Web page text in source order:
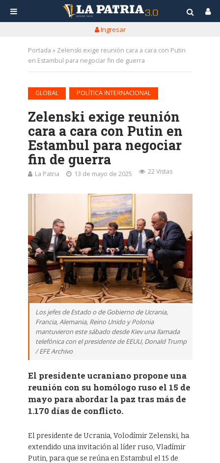
Ingresar
Portada » Zelenski exige reunión cara a cara con Putin
en Estambul para negociar fin de guerra
GLOBAL POLÍTICA INTERNACIONAL
Zelenski exige reunión
cara a cara con Putin en
Estambul para negociar
fin de guerra
La Patria 13 de mayo de 2025 22 Vistas
Los jefes de Estado o de Gobierno de Ucrania,
Francia, Alemania, Reino Unido y Polonia
mantuvieron este sábado desde Kiev una llamada
telefónica con el presidente de EEUU, Donald Trump
/ EFE Archivo
El presidente ucraniano propone una
reunión con su homólogo ruso el 15 de
mayo para abordar la paz tras más de
1.170 días de conflicto.
El presidente de Ucrania, Volodímir Zelenski, ha
extendido una invitación al líder ruso, Vladímir
Putin, para que se reúna en Estambul el 15 de